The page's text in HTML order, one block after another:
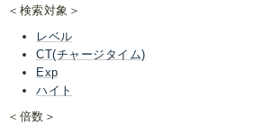
＜検索対象＞
レベル
CT(チャージタイム)
Exp
ハイト
＜倍数＞